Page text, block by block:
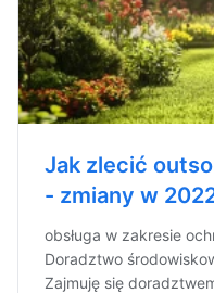
Jak zlecić
- zmiany w
obsługa w zakresie
Doradztwo
Zajmuję się